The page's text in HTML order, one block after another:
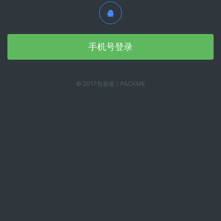
手机号登录
© 2017包装迷丨PACKME